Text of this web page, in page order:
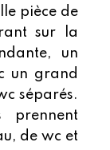
pièce de
sur la
un
un grand
séparés.
prennent
de wc et